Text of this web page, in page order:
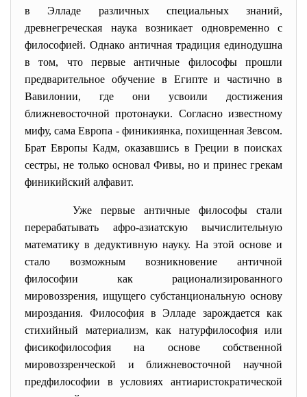
в Элладе различных специальных знаний,
древнегреческая наука возникает одновременно с
философией. Однако античная традиция единодушна
в том, что первые античные философы прошли
предварительное обучение в Египте и частично в
Вавилонии, где они усвоили достижения
ближневосточной протонауки. Согласно известному
мифу, сама Европа -финикиянка, похищенная Зевсом.
Брат Европы Кадм, оказавшись в Греции в поисках
сестры, не только основал Фивы, но и принес грекам
финикийский алфавит.
Уже первые античные философы стали
перерабатывать афро-азиатскую вычислительную
математику в дедуктивную науку. На этой основе и
стало возможным возникновение античной
философии как рационализированного
мировоззрения, ищущего субстанциональную основу
мироздания. Философия в Элладе зарождается как
стихийный материализм, как натурфилософия или
фисикофилософия на основе собственной
мировоззренческой и ближневосточной научной
предфилософии в условиях антиаристократической